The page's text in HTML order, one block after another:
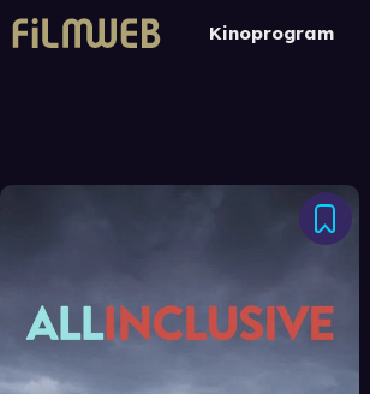
Kinoprogram